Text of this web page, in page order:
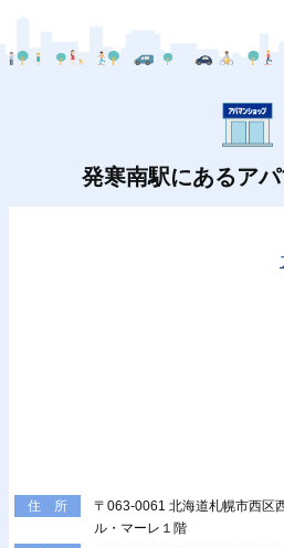
発寒南駅にあるア
住 所
〒063-0061 北海道札幌市西区
ル・マーレ１階